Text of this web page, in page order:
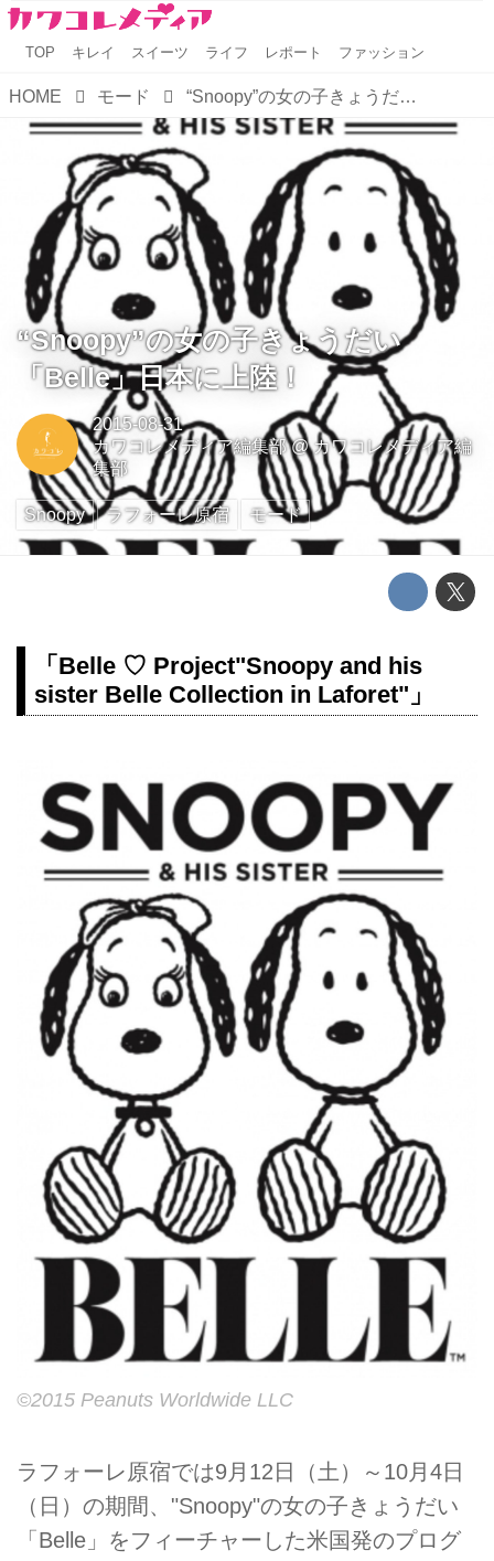
TOP キレイ スイーツ ライフ レポート ファッション
HOME モード “Snoopy”の女の子きょうだい「Belle」日本に上陸！
“Snoopy”の女の子きょうだい
「Belle」日本に上陸！
2015-08-31
カワコレメディア編集部@カワコレメディア編
集部
Snoopy ラフォーレ原宿 モード
「Belle ♡ Project"Snoopy and his
sister Belle Collection in Laforet"」
©2015 Peanuts Worldwide LLC
ラフォーレ原宿では9月12日（土）～10月4日
（日）の期間、"Snoopy"の女の子きょうだい
「Belle」をフィーチャーした米国発のプログ